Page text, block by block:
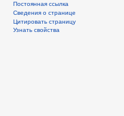
Постоянная ссылка
Сведения о странице
Цитировать страницу
Узнать свойства